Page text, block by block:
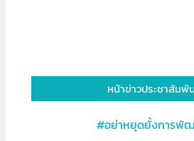
หน้าข่าวประชาสัมพั
#อย่าหยุดยั้งการพัฒ